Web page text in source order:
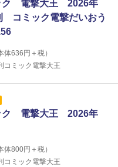
ク 電撃大王 2026年
コミック電撃だいおう
体636 円＋税）
コミック電撃大王
ク 電撃大王 2026年
体800円＋税）
コミック電撃大王